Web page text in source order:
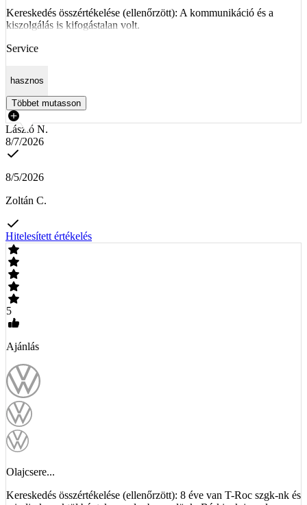
Kereskedés összértékelése (ellenőrzött): A kommunikáció és a
kiszolgálás is kifogástalan volt.
Service
hasznos
Többet mutasson
László N.
8/7/2026
8/5/2026
Zoltán C.
Hitelesített értékelés
5
Ajánlás
Olajcsere...
Kereskedés összértékelése (ellenőrzött): 8 éve van T-Roc szgk-nk és